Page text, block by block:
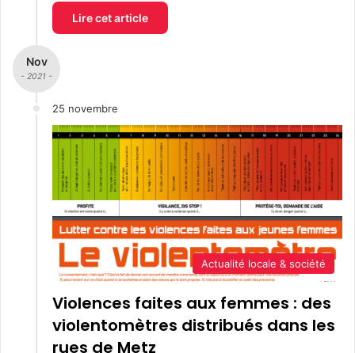
Lire cet article
Nov
- 2021 -
25 novembre
Actualité locale & société
Violences faites aux femmes : des
violentomètres distribués dans les
rues de Metz